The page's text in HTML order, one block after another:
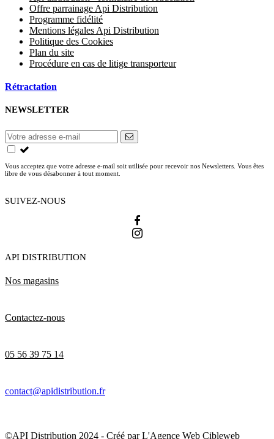
Offre parrainage Api Distribution
Programme fidélité
Mentions légales Api Distribution
Politique des Cookies
Plan du site
Procédure en cas de litige transporteur
Rétractation
NEWSLETTER
Vous acceptez que votre adresse e-mail soit utilisée pour recevoir nos Newsletters. Vous êtes
libre de vous désabonner à tout moment.
SUIVEZ-NOUS
API DISTRIBUTION
Nos magasins
Contactez-nous
05 56 39 75 14
contact@apidistribution.fr
©API Distribution 2024 - Créé parL'Agence Web Cibleweb